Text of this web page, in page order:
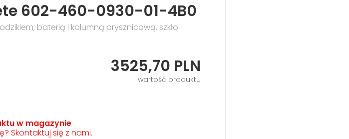
602-460-0930-01-4B0
baterią i kolumną prysznicową, szkło
3525,70 PLN
wartość produktu
w magazynie
Skontaktuj się z nami.